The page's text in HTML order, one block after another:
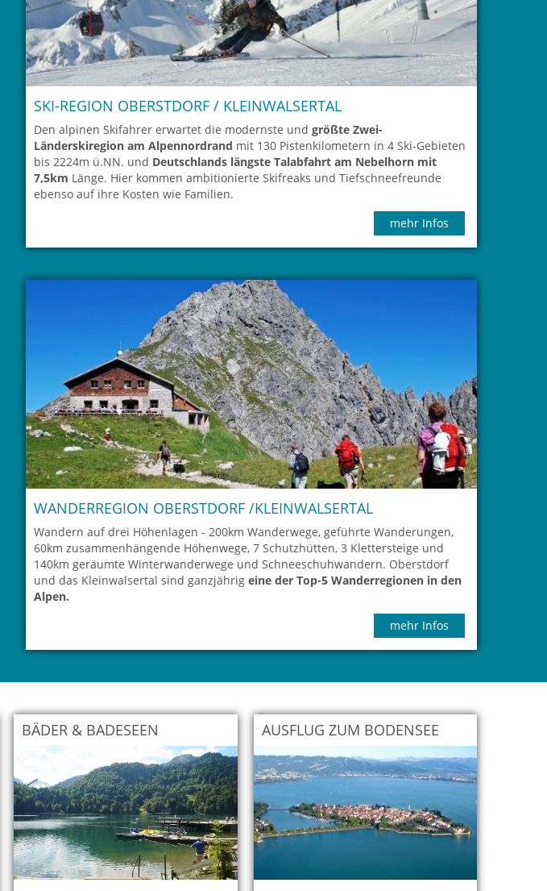
SKI-REGION OBERSTDORF / KLEINWALSERTAL
Den alpinen Skifahrer erwartet die modernste und größte Zwei-
Länderskiregion am Alpennordrand mit 130 Pistenkilometern in 4 Ski-Gebieten
bis 2224m ü.NN. und Deutschlands längste Talabfahrt am Nebelhorn mit
7,5km Länge. Hier kommen ambitionierte Skifreaks und Tiefschneefreunde
ebenso auf ihre Kosten wie Familien.
mehr Infos
WANDERREGION OBERSTDORF /KLEINWALSERTAL
Wandern auf drei Höhenlagen - 200km Wanderwege, geführte Wanderungen,
60km zusammenhängende Höhenwege, 7 Schutzhütten, 3 Klettersteige und
140km geräumte Winterwanderwege und Schneeschuhwandern. Oberstdorf
und das Kleinwalsertal sind ganzjährig eine der Top-5 Wanderregionen in den
Alpen.
mehr Infos
BÄDER & BADESEEN AUSFLUG ZUM BODENSEE